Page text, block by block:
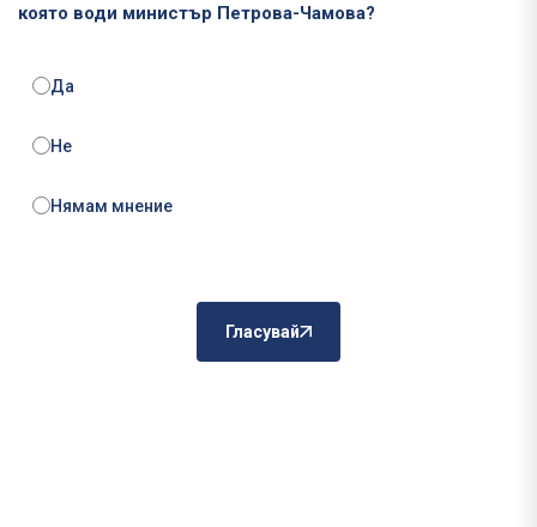
която води министър Петрова-Чамова?
Да
Не
Нямам мнение
Гласувай